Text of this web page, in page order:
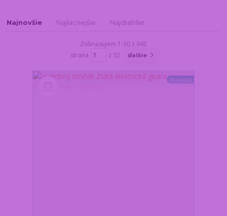
Najnovšie Najlacnejšie Najdrahšie
Zobrazujem 1-30 z 945
strana
z 32 ďalšie
Novinka